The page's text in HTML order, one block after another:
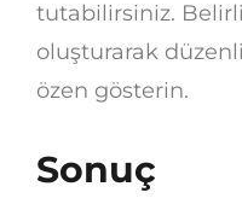
tutabilirsiniz.
oluşturarak
özen gösterin.
Sonuç